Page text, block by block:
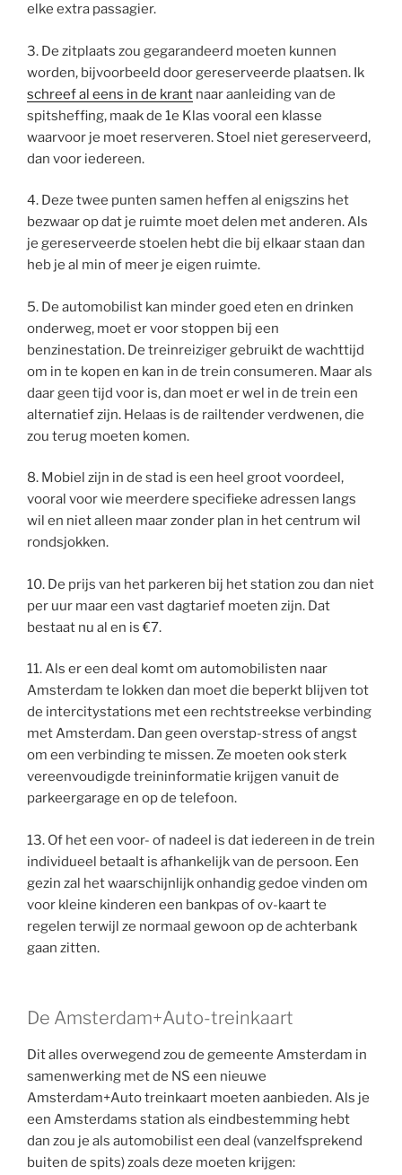
elke extra passagier.
3. De zitplaats zou gegarandeerd moeten kunnen
worden, bijvoorbeeld door gereserveerde plaatsen. Ik
schreef al eens in de krant naar aanleiding van de
spitsheffing, maak de 1e Klas vooral een klasse
waarvoor je moet reserveren. Stoel niet gereserveerd,
dan voor iedereen.
4. Deze twee punten samen heffen al enigszins het
bezwaar op dat je ruimte moet delen met anderen. Als
je gereserveerde stoelen hebt die bij elkaar staan dan
heb je al min of meer je eigen ruimte.
5. De automobilist kan minder goed eten en drinken
onderweg, moet er voor stoppen bij een
benzinestation. De treinreiziger gebruikt de wachttijd
om in te kopen en kan in de trein consumeren. Maar als
daar geen tijd voor is, dan moet er wel in de trein een
alternatief zijn. Helaas is de railtender verdwenen, die
zou terug moeten komen.
8. Mobiel zijn in de stad is een heel groot voordeel,
vooral voor wie meerdere specifieke adressen langs
wil en niet alleen maar zonder plan in het centrum wil
rondsjokken.
10. De prijs van het parkeren bij het station zou dan niet
per uur maar een vast dagtarief moeten zijn. Dat
bestaat nu al en is €7.
11. Als er een deal komt om automobilisten naar
Amsterdam te lokken dan moet die beperkt blijven tot
de intercitystations met een rechtstreekse verbinding
met Amsterdam. Dan geen overstap-stress of angst
om een verbinding te missen. Ze moeten ook sterk
vereenvoudigde treininformatie krijgen vanuit de
parkeergarage en op de telefoon.
13. Of het een voor- of nadeel is dat iedereen in de trein
individueel betaalt is afhankelijk van de persoon. Een
gezin zal het waarschijnlijk onhandig gedoe vinden om
voor kleine kinderen een bankpas of ov-kaart te
regelen terwijl ze normaal gewoon op de achterbank
gaan zitten.
De Amsterdam+Auto-treinkaart
Dit alles overwegend zou de gemeente Amsterdam in
samenwerking met de NS een nieuwe
Amsterdam+Auto treinkaart moeten aanbieden. Als je
een Amsterdams station als eindbestemming hebt
dan zou je als automobilist een deal (vanzelfsprekend
buiten de spits) zoals deze moeten krijgen: